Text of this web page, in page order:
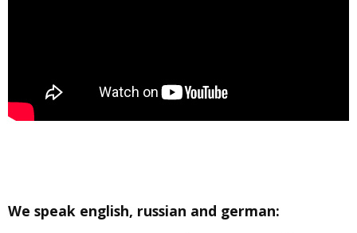
We speak english, russian and german: